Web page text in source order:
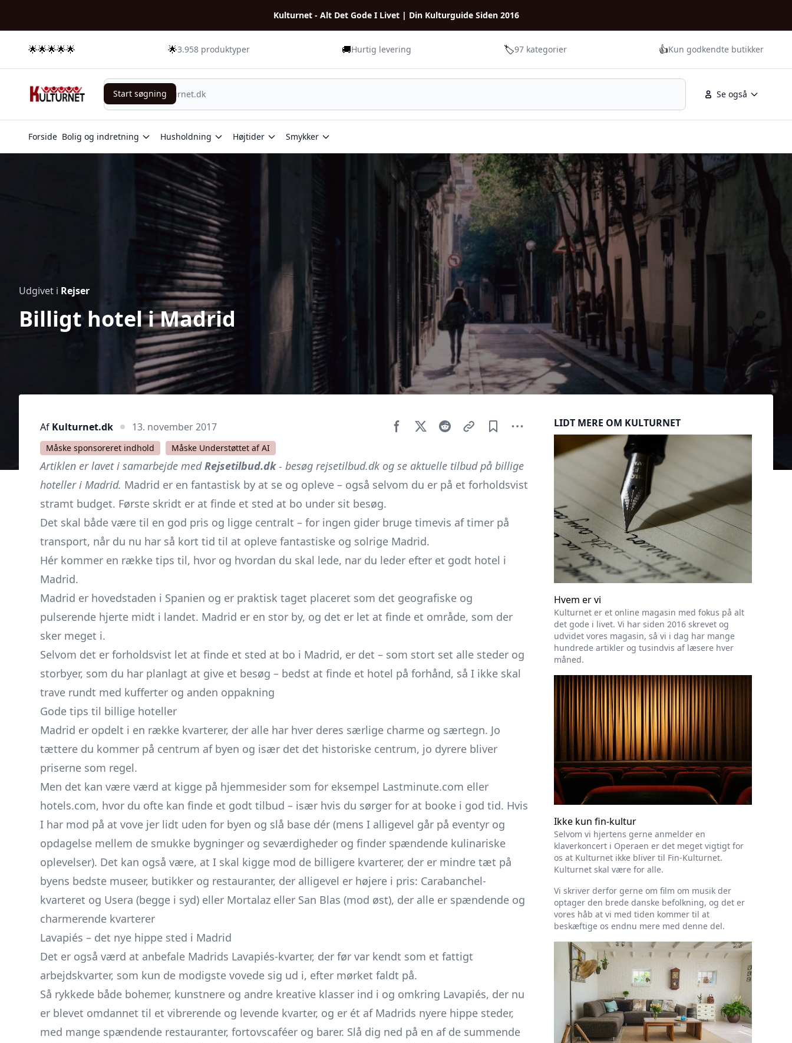
Kulturnet - Alt Det Gode I Livet | Din Kulturguide Siden 2016
🌟🌟🌟🌟🌟 🌟3.958 produktyper 🚚Hurtig levering 🏷️97 kategorier 👍Kun godkendte butikker
Se også
Start søgning
Start søgning
Forside Bolig og indretning Husholdning Højtider Smykker
Udgivet i Rejser
Billigt hotel i Madrid
Af Kulturnet.dk 13. november 2017
Måske sponsoreret indhold Måske Understøttet af AI
Artiklen er lavet i samarbejde medRejsetilbud.dk- besøg rejsetilbud.dk og se aktuelle tilbud på billige
hoteller i Madrid. Madrid er en fantastisk by at se og opleve – også selvom du er på et forholdsvist
stramt budget. Første skridt er at finde et sted at bo under sit besøg.
Det skal både være til en god pris og ligge centralt – for ingen gider bruge timevis af timer på
transport, når du nu har så kort tid til at opleve fantastiske og solrige Madrid.
Hér kommer en række tips til, hvor og hvordan du skal lede, nar du leder efter et godt hotel i
Madrid.
Madrid er hovedstaden i Spanien og er praktisk taget placeret som det geografiske og
pulserende hjerte midt i landet. Madrid er en stor by, og det er let at finde et område, som der
sker meget i.
Selvom det er forholdsvist let at finde et sted at bo i Madrid, er det – som stort set alle steder og
storbyer, som du har planlagt at give et besøg – bedst at finde et hotel på forhånd, så I ikke skal
trave rundt med kufferter og anden oppakning
Gode tips til billige hoteller
Madrid er opdelt i en række kvarterer, der alle har hver deres særlige charme og særtegn. Jo
tættere du kommer på centrum af byen og især det det historiske centrum, jo dyrere bliver
priserne som regel.
Men det kan være værd at kigge på hjemmesider som for eksempel Lastminute.com eller
hotels.com, hvor du ofte kan finde et godt tilbud – især hvis du sørger for at booke i god tid. Hvis
I har mod på at vove jer lidt uden for byen og slå base dér (mens I alligevel går på eventyr og
opdagelse mellem de smukke bygninger og seværdigheder og finder spændende kulinariske
oplevelser). Det kan også være, at I skal kigge mod de billigere kvarterer, der er mindre tæt på
byens bedste museer, butikker og restauranter, der alligevel er højere i pris: Carabanchel-
kvarteret og Usera (begge i syd) eller Mortalaz eller San Blas (mod øst), der alle er spændende og
charmerende kvarterer
Lavapiés – det nye hippe sted i Madrid
Det er også værd at anbefale Madrids Lavapiés-kvarter, der før var kendt som et fattigt
arbejdskvarter, som kun de modigste vovede sig ud i, efter mørket faldt på.
Så rykkede både bohemer, kunstnere og andre kreative klasser ind i og omkring Lavapiés, der nu
er blevet omdannet til et vibrerende og levende kvarter, og er ét af Madrids nyere hippe steder,
med mange spændende restauranter, fortovscaféer og barer. Slå dig ned på en af de summende
Sidebar
LIDT MERE OM KULTURNET
Hvem er vi
Kulturnet er et online magasin med fokus på alt
det gode i livet. Vi har siden 2016 skrevet og
udvidet vores magasin, så vi i dag har mange
hundrede artikler og tusindvis af læsere hver
måned.
Ikke kun fin-kultur
Selvom vi hjertens gerne anmelder en
klaverkoncert i Operaen er det meget vigtigt for
os at Kulturnet ikke bliver til Fin-Kulturnet.
Kulturnet skal være for alle.
Vi skriver derfor gerne om film om musik der
optager den brede danske befolkning, og det er
vores håb at vi med tiden kommer til at
beskæftige os endnu mere med denne del.